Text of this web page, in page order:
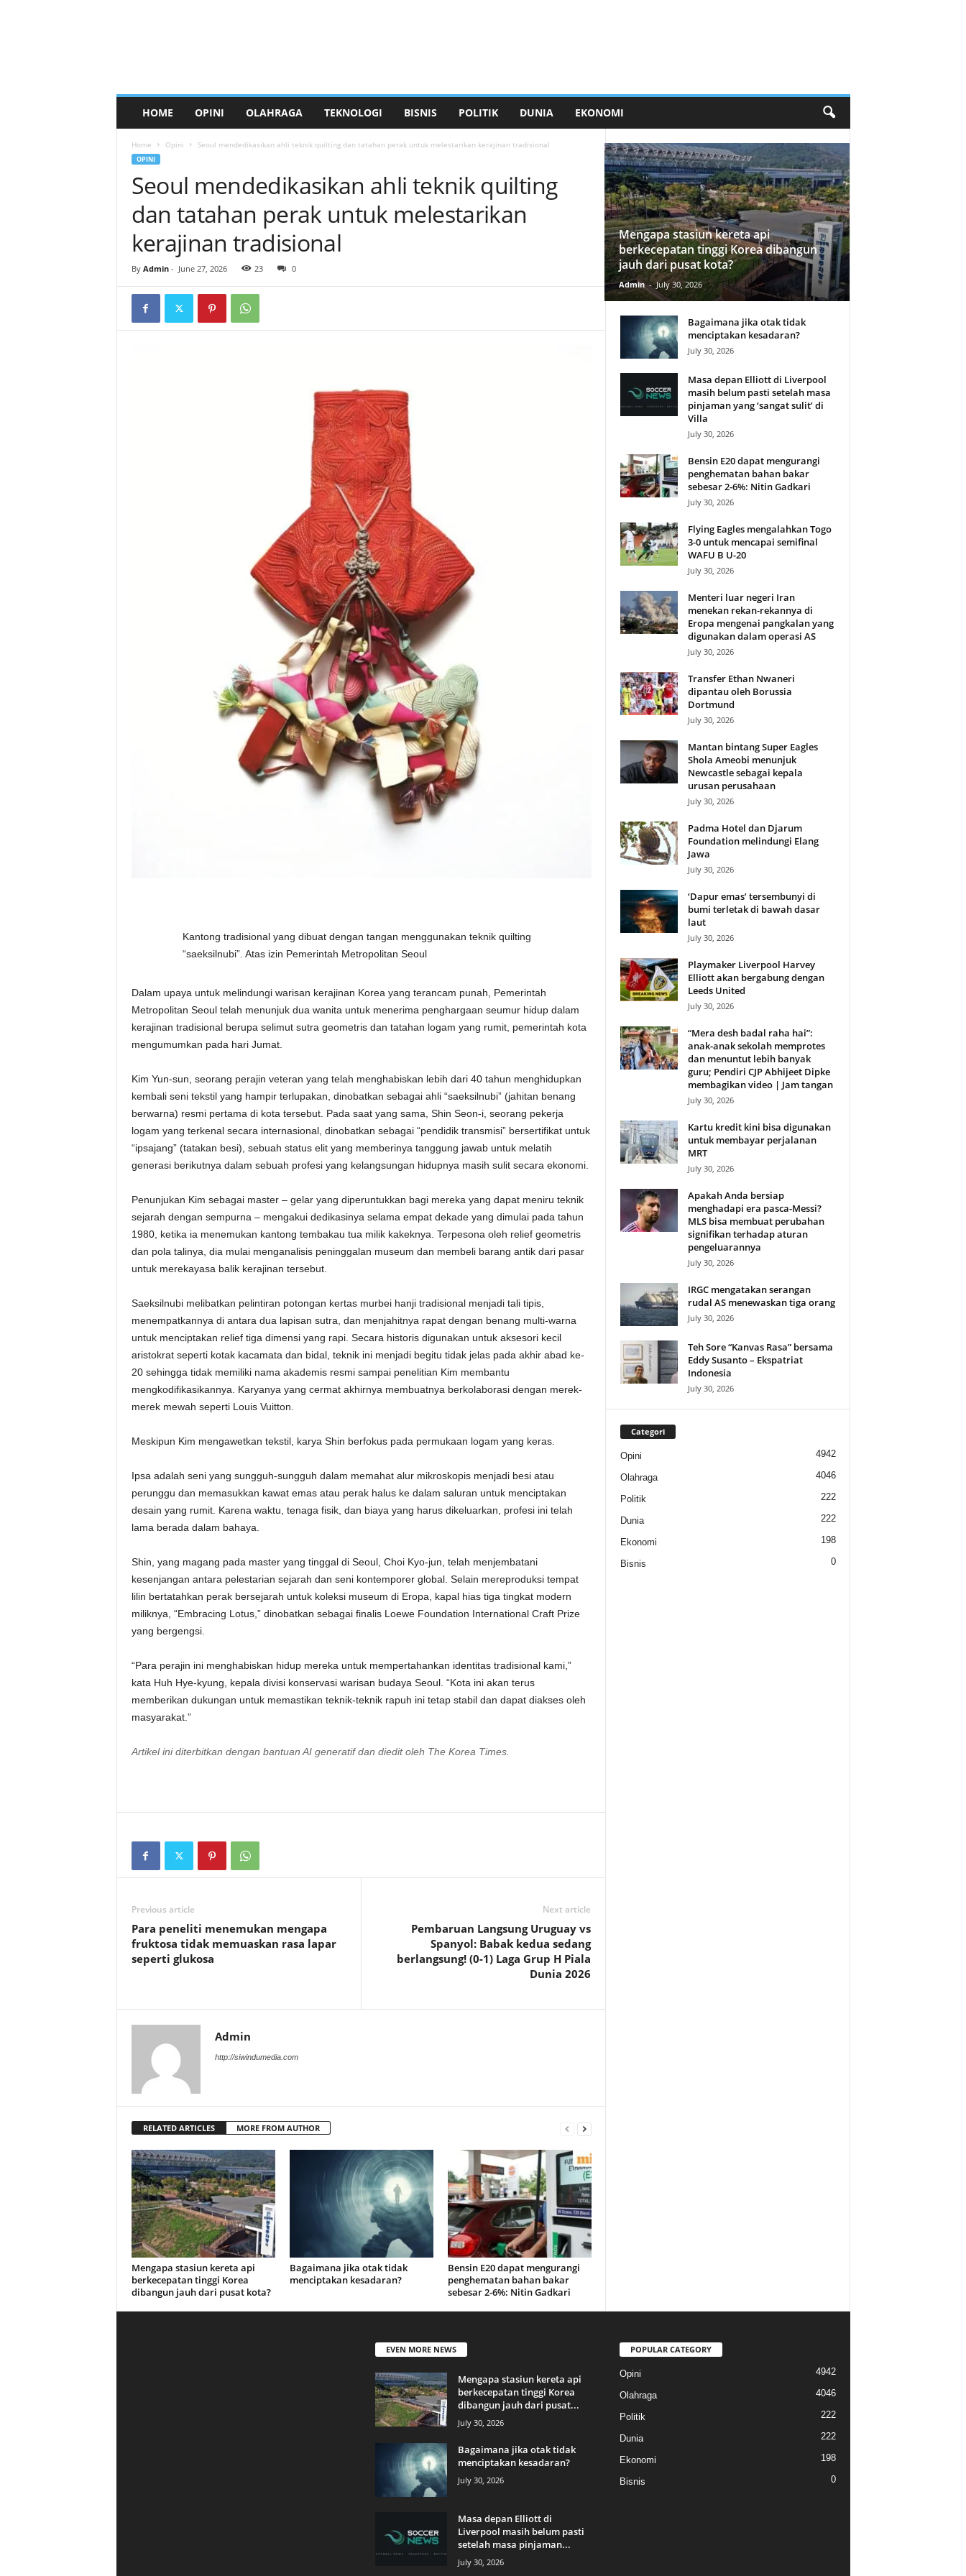
HOME OPINI OLAHRAGA TEKNOLOGI BISNIS POLITIK DUNIA EKONOMI
Home Opini Seoul mendedikasikan ahli teknik quilting dan tatahan perak untuk melestarikan kerajinan tradisional
OPINI
Seoul mendedikasikan ahli teknik quilting
dan tatahan perak untuk melestarikan
kerajinan tradisional
By Admin- June 27, 2026 23 0
Kantong tradisional yang dibuat dengan tangan menggunakan teknik quilting
“saeksilnubi”. Atas izin Pemerintah Metropolitan Seoul
Dalam upaya untuk melindungi warisan kerajinan Korea yang terancam punah, Pemerintah
Metropolitan Seoul telah menunjuk dua wanita untuk menerima penghargaan seumur hidup dalam
kerajinan tradisional berupa selimut sutra geometris dan tatahan logam yang rumit, pemerintah kota
mengumumkan pada hari Jumat.
Kim Yun-sun, seorang perajin veteran yang telah menghabiskan lebih dari 40 tahun menghidupkan
kembali seni tekstil yang hampir terlupakan, dinobatkan sebagai ahli “saeksilnubi” (jahitan benang
berwarna) resmi pertama di kota tersebut. Pada saat yang sama, Shin Seon-i, seorang pekerja
logam yang terkenal secara internasional, dinobatkan sebagai “pendidik transmisi” bersertifikat untuk
“ipsajang” (tatakan besi), sebuah status elit yang memberinya tanggung jawab untuk melatih
generasi berikutnya dalam sebuah profesi yang kelangsungan hidupnya masih sulit secara ekonomi.
Penunjukan Kim sebagai master – gelar yang diperuntukkan bagi mereka yang dapat meniru teknik
sejarah dengan sempurna – mengakui dedikasinya selama empat dekade yang dimulai pada tahun
1980, ketika ia menemukan kantong tembakau tua milik kakeknya. Terpesona oleh relief geometris
dan pola talinya, dia mulai menganalisis peninggalan museum dan membeli barang antik dari pasar
untuk merekayasa balik kerajinan tersebut.
Saeksilnubi melibatkan pelintiran potongan kertas murbei hanji tradisional menjadi tali tipis,
menempatkannya di antara dua lapisan sutra, dan menjahitnya rapat dengan benang multi-warna
untuk menciptakan relief tiga dimensi yang rapi. Secara historis digunakan untuk aksesori kecil
aristokrat seperti kotak kacamata dan bidal, teknik ini menjadi begitu tidak jelas pada akhir abad ke-
20 sehingga tidak memiliki nama akademis resmi sampai penelitian Kim membantu
mengkodifikasikannya. Karyanya yang cermat akhirnya membuatnya berkolaborasi dengan merek-
merek mewah seperti Louis Vuitton.
Meskipun Kim mengawetkan tekstil, karya Shin berfokus pada permukaan logam yang keras.
Ipsa adalah seni yang sungguh-sungguh dalam memahat alur mikroskopis menjadi besi atau
perunggu dan memasukkan kawat emas atau perak halus ke dalam saluran untuk menciptakan
desain yang rumit. Karena waktu, tenaga fisik, dan biaya yang harus dikeluarkan, profesi ini telah
lama berada dalam bahaya.
Shin, yang magang pada master yang tinggal di Seoul, Choi Kyo-jun, telah menjembatani
kesenjangan antara pelestarian sejarah dan seni kontemporer global. Selain mereproduksi tempat
lilin bertatahkan perak bersejarah untuk koleksi museum di Eropa, kapal hias tiga tingkat modern
miliknya, “Embracing Lotus,” dinobatkan sebagai finalis Loewe Foundation International Craft Prize
yang bergengsi.
“Para perajin ini menghabiskan hidup mereka untuk mempertahankan identitas tradisional kami,”
kata Huh Hye-kyung, kepala divisi konservasi warisan budaya Seoul. “Kota ini akan terus
memberikan dukungan untuk memastikan teknik-teknik rapuh ini tetap stabil dan dapat diakses oleh
masyarakat.”
Artikel ini diterbitkan dengan bantuan AI generatif dan diedit oleh The Korea Times.
Previous article
Para peneliti menemukan mengapa
fruktosa tidak memuaskan rasa lapar
seperti glukosa
Next article
Pembaruan Langsung Uruguay vs
Spanyol: Babak kedua sedang
berlangsung! (0-1) Laga Grup H Piala
Dunia 2026
Admin
http://siwindumedia.com
RELATED ARTICLES MORE FROM AUTHOR
Mengapa stasiun kereta api
berkecepatan tinggi Korea
dibangun jauh dari pusat kota?
Bagaimana jika otak tidak
menciptakan kesadaran?
Bensin E20 dapat mengurangi
penghematan bahan bakar
sebesar 2-6%: Nitin Gadkari
Mengapa stasiun kereta api
berkecepatan tinggi Korea dibangun
jauh dari pusat kota?
Admin - July 30, 2026
Bagaimana jika otak tidak
menciptakan kesadaran?
July 30, 2026
Masa depan Elliott di Liverpool
masih belum pasti setelah masa
pinjaman yang ‘sangat sulit’ di
Villa
July 30, 2026
Bensin E20 dapat mengurangi
penghematan bahan bakar
sebesar 2-6%: Nitin Gadkari
July 30, 2026
Flying Eagles mengalahkan Togo
3-0 untuk mencapai semifinal
WAFU B U-20
July 30, 2026
Menteri luar negeri Iran
menekan rekan-rekannya di
Eropa mengenai pangkalan yang
digunakan dalam operasi AS
July 30, 2026
Transfer Ethan Nwaneri
dipantau oleh Borussia
Dortmund
July 30, 2026
Mantan bintang Super Eagles
Shola Ameobi menunjuk
Newcastle sebagai kepala
urusan perusahaan
July 30, 2026
Padma Hotel dan Djarum
Foundation melindungi Elang
Jawa
July 30, 2026
‘Dapur emas’ tersembunyi di
bumi terletak di bawah dasar
laut
July 30, 2026
Playmaker Liverpool Harvey
Elliott akan bergabung dengan
Leeds United
July 30, 2026
“Mera desh badal raha hai”:
anak-anak sekolah memprotes
dan menuntut lebih banyak
guru; Pendiri CJP Abhijeet Dipke
membagikan video | Jam tangan
July 30, 2026
Kartu kredit kini bisa digunakan
untuk membayar perjalanan
MRT
July 30, 2026
Apakah Anda bersiap
menghadapi era pasca-Messi?
MLS bisa membuat perubahan
signifikan terhadap aturan
pengeluarannya
July 30, 2026
IRGC mengatakan serangan
rudal AS menewaskan tiga orang
July 30, 2026
Teh Sore “Kanvas Rasa” bersama
Eddy Susanto – Ekspatriat
Indonesia
July 30, 2026
Categori
Opini 4942
Olahraga 4046
Politik 222
Dunia 222
Ekonomi 198
Bisnis 0
EVEN MORE NEWS
Mengapa stasiun kereta api
berkecepatan tinggi Korea
dibangun jauh dari pusat...
July 30, 2026
Bagaimana jika otak tidak
menciptakan kesadaran?
July 30, 2026
Masa depan Elliott di
Liverpool masih belum pasti
setelah masa pinjaman...
July 30, 2026
POPULAR CATEGORY
Opini 4942
Olahraga 4046
Politik 222
Dunia 222
Ekonomi 198
Bisnis 0